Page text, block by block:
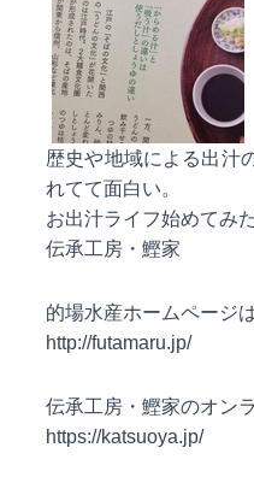
歴史や地域による出汁
れてて面白い。
お出汁ライフ始めてみ
伝承工房・鰹家
的場水産ホームページ
http://futamaru.jp/
伝承工房・鰹家のオン
https://katsuoya.jp/